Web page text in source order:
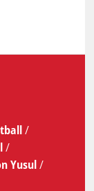
/
/
Yusul/